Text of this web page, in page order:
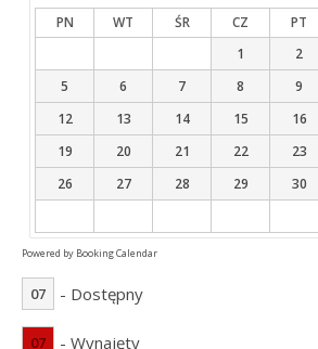
PN WT ŚR CZ PT
1
2
5
6 7 8 9
12
13 14 15 16
19
20 21 22 23
26
27 28 29 30
Powered by Booking Calendar
07 - Dostępny
07 - Wynajęty